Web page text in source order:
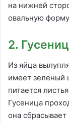
на нижней
овальную
2.
Из яйца
имеет зеленый
питается
Гусеница
она